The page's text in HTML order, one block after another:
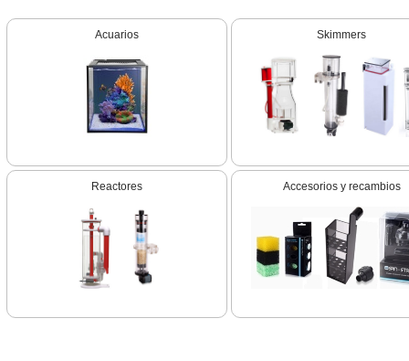
Acuarios Skimmers
Reactores Accesorios y recambios